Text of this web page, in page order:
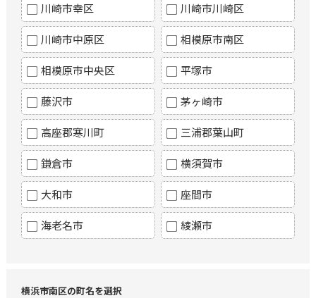
川崎市幸区 川崎市川崎区
川崎市中原区 相模原市南区
相模原市中央区 平塚市
藤沢市 茅ヶ崎市
高座郡寒川町 三浦郡葉山町
鎌倉市 横須賀市
大和市 座間市
海老名市 綾瀬市
横浜市南区の町名を選択